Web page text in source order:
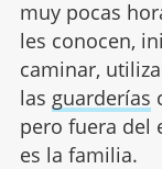
muy pocas
les conocen,
caminar,
las guarderías
pero fuera del
es la familia.